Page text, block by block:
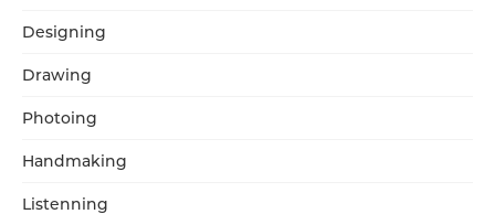
Designing
Drawing
Photoing
Handmaking
Listenning